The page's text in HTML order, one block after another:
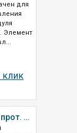
для
Элемент
клик
Рубеж ИО 40920-2 прот. R3